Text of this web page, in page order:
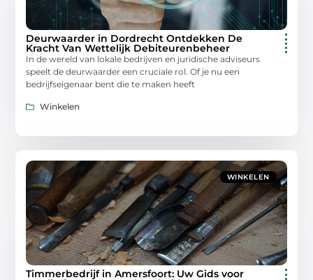
Deurwaarder in Dordrecht Ontdekken De
Kracht Van Wettelijk Debiteurenbeheer
In de wereld van lokale bedrijven en juridische adviseurs
speelt de deurwaarder een cruciale rol. Of je nu een
bedrijfseigenaar bent die te maken heeft
Winkelen
WINKELEN
Timmerbedrijf in Amersfoort: Uw Gids voor